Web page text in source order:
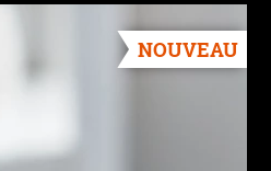
NOUVEAU